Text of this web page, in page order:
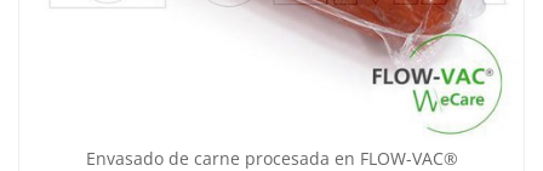
Envasado de carne procesada en FLOW-VAC®